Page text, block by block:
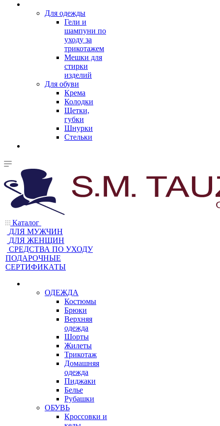
Для одежды
Гели и
шампуни по
уходу за
трикотажем
Мешки для
стирки
изделий
Для обуви
Крема
Колодки
Щетки,
губки
Шнурки
Стельки
Каталог
ДЛЯ МУЖЧИН
ДЛЯ ЖЕНЩИН
CРЕДСТВА ПО УХОДУ
ПОДАРОЧНЫЕ
СЕРТИФИКАТЫ
ОДЕЖДА
Костюмы
Брюки
Верхняя
одежда
Шорты
Жилеты
Трикотаж
Домашняя
одежда
Пиджаки
Белье
Рубашки
ОБУВЬ
Кроссовки и